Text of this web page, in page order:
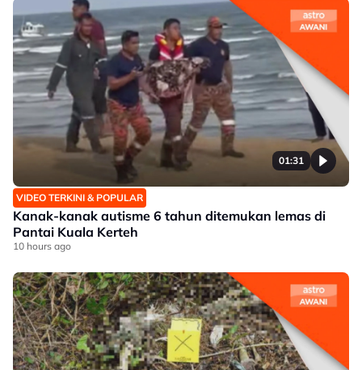
01:31
VIDEO TERKINI & POPULAR
Kanak-kanak autisme 6 tahun ditemukan lemas di
Pantai Kuala Kerteh
10 hours ago